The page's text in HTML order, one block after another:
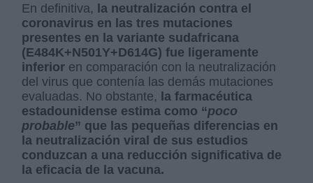
En definitiva, la neutralización contra el
coronavirus en las tres mutaciones
presentes en la variante sudafricana
(E484K+N501Y+D614G) fue ligeramente
inferior en comparación con la neutralización
del virus que contenía las demás mutaciones
evaluadas. No obstante, la farmacéutica
estadounidense estima como “poco
probable” que las pequeñas diferencias en
la neutralización viral de sus estudios
conduzcan a una reducción significativa de
la eficacia de la vacuna.